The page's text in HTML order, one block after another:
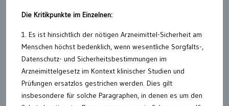
Die Kritikpunkte im Einzelnen:
1. Es ist hinsichtlich der nötigen Arzneimittel-Sicherheit am
Menschen höchst bedenklich, wenn wesentliche Sorgfalts-,
Datenschutz- und Sicherheitsbestimmungen im
Arzneimittelgesetz im Kontext klinischer Studien und
Prüfungen ersatzlos gestrichen werden. Dies gilt
insbesondere für solche Paragraphen, in denen es um den